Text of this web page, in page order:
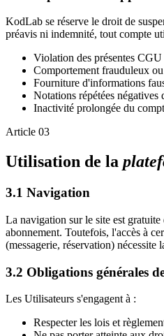
KodLab se réserve le droit de
préavis ni indemnité, tout compte
Violation des présentes CGU
Comportement frauduleux
Fourniture d'informations
Notations répétées négatives
Inactivité prolongée du
Article 03
Utilisation de la
3.1 Navigation
La navigation sur le site est gratuite
abonnement. Toutefois, l'accès à
(messagerie, réservation) nécessite
3.2 Obligations générales
Les Utilisateurs s'engagent à :
Respecter les lois et